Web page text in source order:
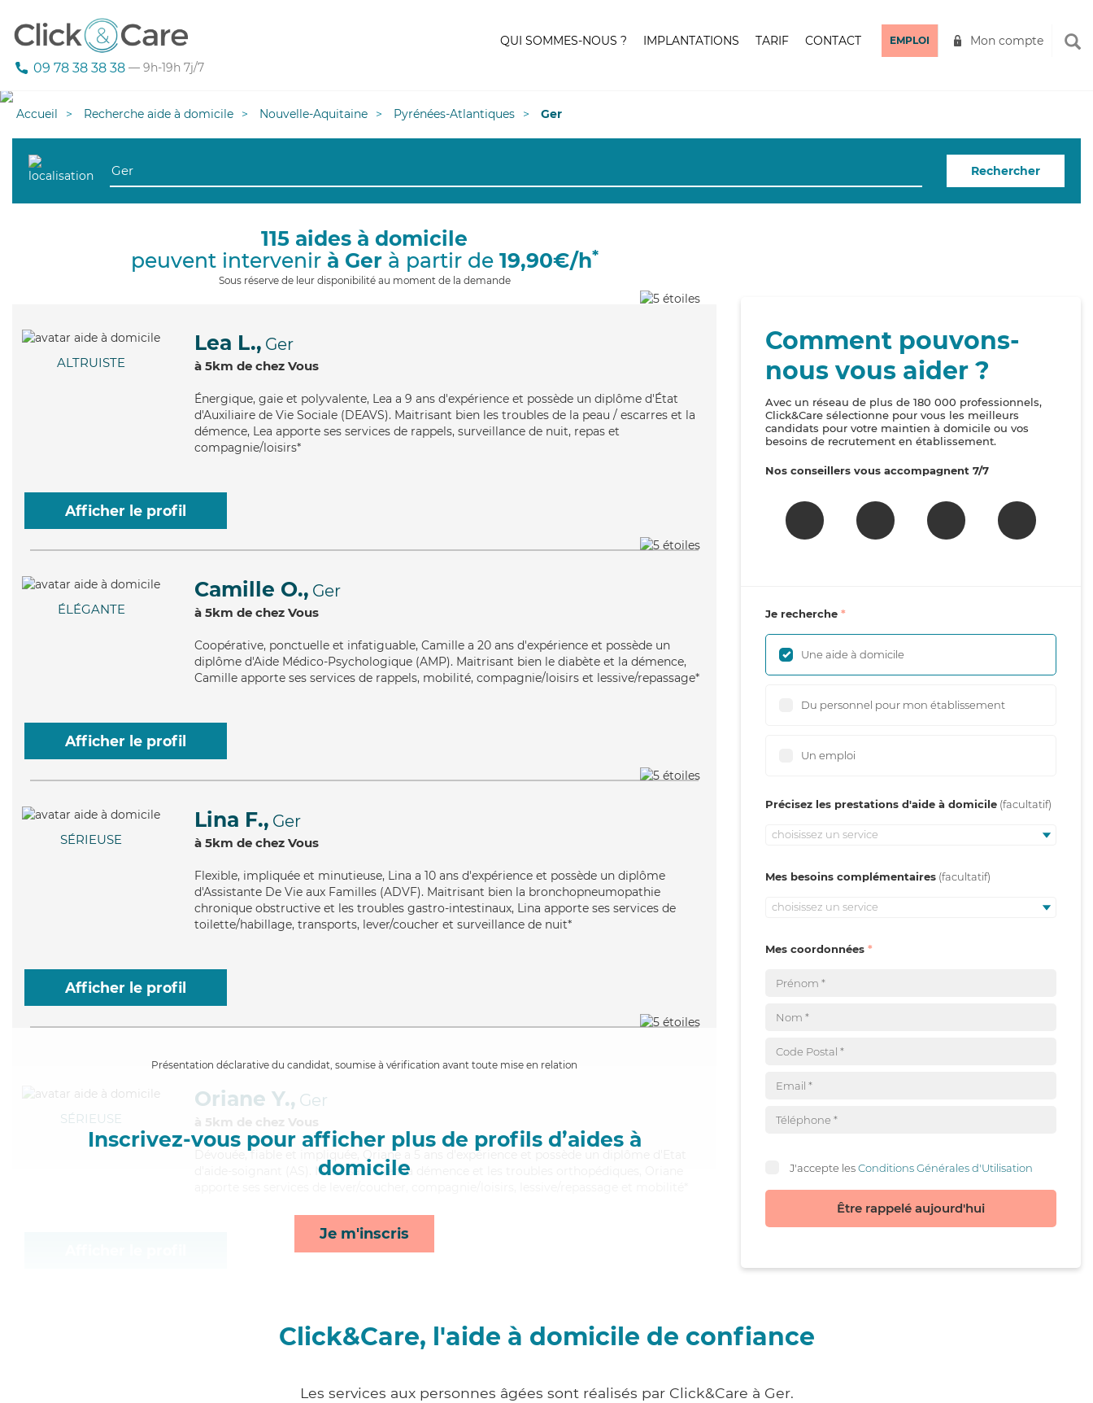
09 78 38 38 38 — 9h-19h 7j/7
QUI SOMMES-NOUS ? IMPLANTATIONS TARIF CONTACT EMPLOI Mon compte
Accueil Recherche aide à domicile Nouvelle-Aquitaine Pyrénées-Atlantiques Ger
Rechercher
115 aides à domicile
peuvent intervenir à Gerà partir de 19,90€/h*
Sous réserve de leur disponibilité au moment de la demande
ALTRUISTE
Lea L., Ger
à 5km de chez Vous
Énergique, gaie et polyvalente, Lea a 9 ans d'expérience et possède un diplôme d'État
d'Auxiliaire de Vie Sociale (DEAVS). Maitrisant bien les troubles de la peau / escarres et la
démence, Lea apporte ses services de rappels, surveillance de nuit, repas et
compagnie/loisirs*
Afficher le profil
ÉLÉGANTE
Camille O., Ger
à 5km de chez Vous
Coopérative, ponctuelle et infatiguable, Camille a 20 ans d'expérience et possède un
diplôme d'Aide Médico-Psychologique (AMP). Maitrisant bien le diabète et la démence,
Camille apporte ses services de rappels, mobilité, compagnie/loisirs et lessive/repassage*
Afficher le profil
SÉRIEUSE
Lina F., Ger
à 5km de chez Vous
Flexible, impliquée et minutieuse, Lina a 10 ans d'expérience et possède un diplôme
d'Assistante De Vie aux Familles (ADVF). Maitrisant bien la bronchopneumopathie
chronique obstructive et les troubles gastro-intestinaux, Lina apporte ses services de
toilette/habillage, transports, lever/coucher et surveillance de nuit*
Afficher le profil
Présentation déclarative du candidat, soumise à vérification avant toute mise en relation
Inscrivez-vous pour afficher plus de profils d’aides à
domicile
Je m'inscris
SÉRIEUSE
Oriane Y., Ger
à 5km de chez Vous
, fiable et impliquée, Oriane a 5 ans d'expérience et possède un diplôme d'Etat
d'aide-soignant (AS). Maitrisant bien la démence et les troubles orthopédiques, Oriane
Comment pouvons-
nous vous aider ?
Avec un réseau de plus de 180 000 professionnels,
Click&Care sélectionne pour vous les meilleurs
candidats pour votre maintien à domicile ou vos
besoins de recrutement en établissement.
Nos conseillers vous accompagnent 7/7
Je recherche
Une aide à domicile
Du personnel pour mon établissement
Un emploi
Précisez les prestations d'aide à domicile
choisissez un service
Mes besoins complémentaires
choisissez un service
Mes coordonnées
J'accepte lesConditions Générales d'Utilisation
Être rappelé aujourd'hui
Click&Care, l'aide à domicile de confiance
Les services aux personnes âgées sont réalisés par Click&Care à Ger.